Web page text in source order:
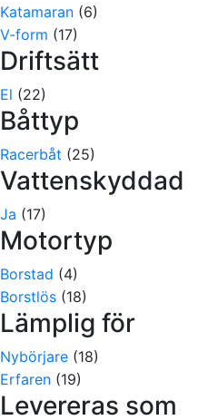
Katamaran (6)
V-form (17)
Driftsätt
El (22)
Båttyp
Racerbåt (25)
Vattenskyddad
Ja (17)
Motortyp
Borstad (4)
Borstlös (18)
Lämplig för
Nybörjare (18)
Erfaren (19)
Levereras som